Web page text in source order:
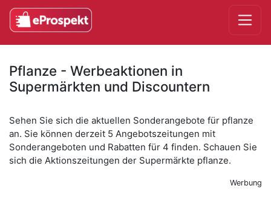
Pflanze - Werbeaktionen in
Supermärkten und Discountern
Sehen Sie sich die aktuellen Sonderangebote für pflanze
an. Sie können derzeit 5 Angebotszeitungen mit
Sonderangeboten und Rabatten für 4 finden. Schauen Sie
sich die Aktionszeitungen der Supermärkte pflanze.
Werbung